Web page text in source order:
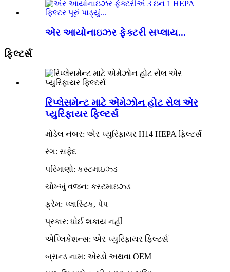
એર આયોનાઇઝર ફેક્ટરી સપ્લાય...
ફિલ્ટર્સ
રિપ્લેસમેન્ટ માટે એમેઝોન હોટ સેલ એર
પ્યુરિફાયર ફિલ્ટર્સ
મોડેલ નંબર: એર પ્યુરિફાયર H14 HEPA ફિલ્ટર્સ
રંગ: સફેદ
પરિમાણો: કસ્ટમાઇઝ્ડ
ચોખ્ખું વજન: કસ્ટમાઇઝ્ડ
ફ્રેમ: પ્લાસ્ટિક, પેપ
પ્રકાર: ધોઈ શકાય નહીં
એપ્લિકેશન્સ: એર પ્યુરિફાયર ફિલ્ટર્સ
બ્રાન્ડ નામ: એરડો અથવા OEM